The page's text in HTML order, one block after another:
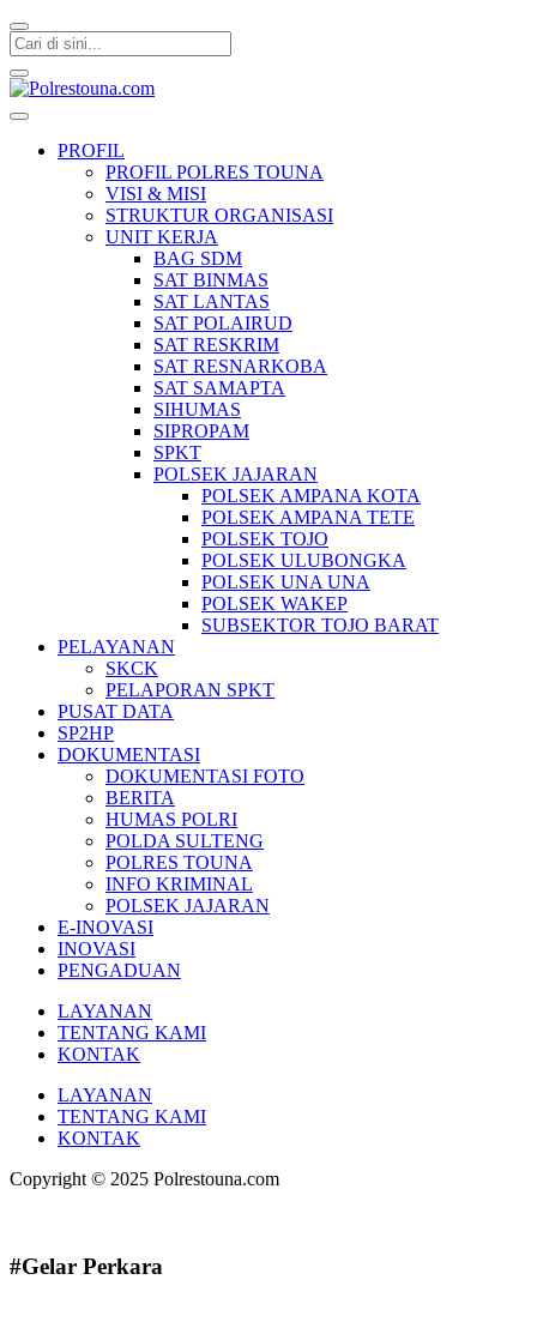
PROFIL
PROFIL POLRES TOUNA
VISI & MISI
STRUKTUR ORGANISASI
UNIT KERJA
BAG SDM
SAT BINMAS
SAT LANTAS
SAT POLAIRUD
SAT RESKRIM
SAT RESNARKOBA
SAT SAMAPTA
SIHUMAS
SIPROPAM
SPKT
POLSEK JAJARAN
POLSEK AMPANA KOTA
POLSEK AMPANA TETE
POLSEK TOJO
POLSEK ULUBONGKA
POLSEK UNA UNA
POLSEK WAKEP
SUBSEKTOR TOJO BARAT
PELAYANAN
SKCK
PELAPORAN SPKT
PUSAT DATA
SP2HP
DOKUMENTASI
DOKUMENTASI FOTO
BERITA
HUMAS POLRI
POLDA SULTENG
POLRES TOUNA
INFO KRIMINAL
POLSEK JAJARAN
E-INOVASI
INOVASI
PENGADUAN
LAYANAN
TENTANG KAMI
KONTAK
LAYANAN
TENTANG KAMI
KONTAK
Copyright © 2025 Polrestouna.com
#Gelar Perkara